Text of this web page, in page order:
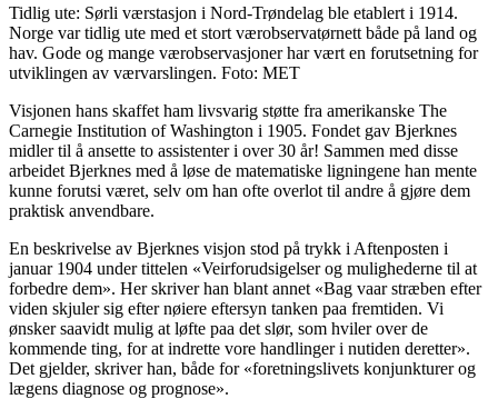
Tidlig ute: Sørli værstasjon i Nord-Trøndelag ble etablert i 1914.
Norge var tidlig ute med et stort værobservatørnett både på land og
hav. Gode og mange værobservasjoner har vært en forutsetning for
utviklingen av værvarslingen. Foto: MET
Visjonen hans skaffet ham livsvarig støtte fra amerikanske The
Carnegie Institution of Washington i 1905. Fondet gav Bjerknes
midler til å ansette to assistenter i over 30 år! Sammen med disse
arbeidet Bjerknes med å løse de matematiske ligningene han mente
kunne forutsi været, selv om han ofte overlot til andre å gjøre dem
praktisk anvendbare.
En beskrivelse av Bjerknes visjon stod på trykk i Aftenposten i
januar 1904 under tittelen «Veirforudsigelser og mulighederne til at
forbedre dem». Her skriver han blant annet «Bag vaar stræben efter
viden skjuler sig efter nøiere eftersyn tanken paa fremtiden. Vi
ønsker saavidt mulig at løfte paa det slør, som hviler over de
kommende ting, for at indrette vore handlinger i nutiden deretter».
Det gjelder, skriver han, både for «foretningslivets konjunkturer og
lægens diagnose og prognose».